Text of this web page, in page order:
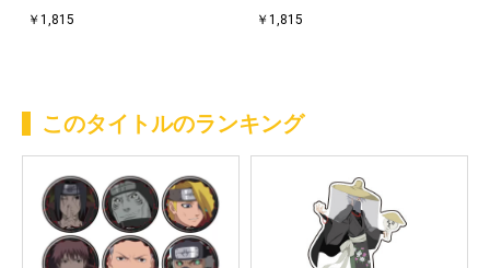
￥1,815 ￥1,815
このタイトルのランキング